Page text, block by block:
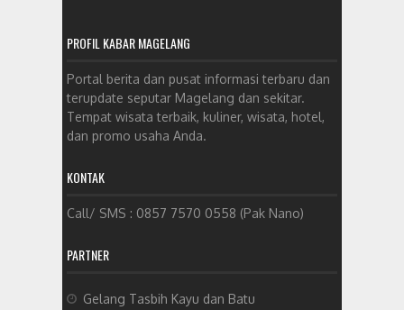
PROFIL KABAR MAGELANG
Portal berita dan pusat informasi terbaru dan
terupdate seputar Magelang dan sekitar.
Tempat wisata terbaik, kuliner, wisata, hotel,
dan promo usaha Anda.
KONTAK
Call/ SMS : 0857 7570 0558 (Pak Nano)
PARTNER
Gelang Tasbih Kayu dan Batu